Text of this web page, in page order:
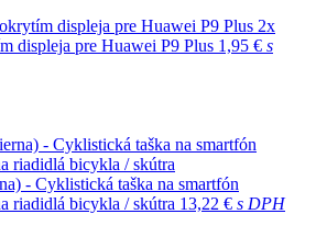
2x
displeja pre Huawei P9 Plus 1,95 € s
- Cyklistická taška na smartfón
riadidlá bicykla / skútra 13,22 € s DPH